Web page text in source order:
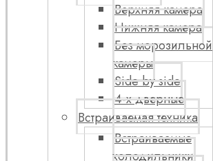
Верхняя камера
Нижняя камера
Без морозильной
камеры
Side by side
4-х дверные
Встраиваемая техника
Встраиваемые
холодильники